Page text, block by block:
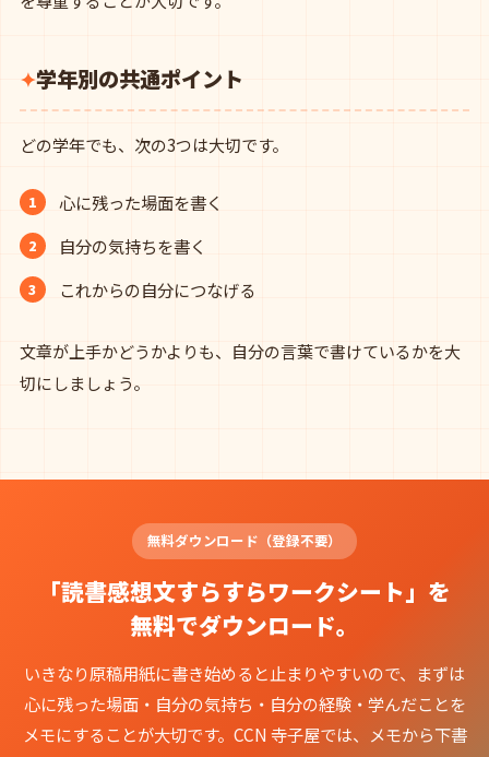
学年別の共通ポイント
どの学年でも、次の3つは大切です。
心に残った場面を書く
自分の気持ちを書く
これからの自分につなげる
文章が上手かどうかよりも、自分の言葉で書けているかを大
切にしましょう。
無料ダウンロード（登録不要）
「読書感想文すらすらワークシート」を
無料でダウンロード。
いきなり原稿用紙に書き始めると止まりやすいので、まずは
心に残った場面・自分の気持ち・自分の経験・学んだことを
メモにすることが大切です。CCN 寺子屋では、メモから下書